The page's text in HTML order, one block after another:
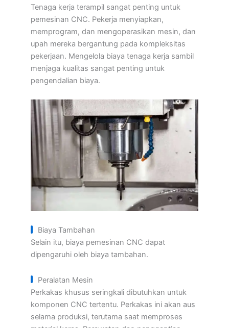
Tenaga kerja terampil sangat penting untuk
pemesinan CNC. Pekerja menyiapkan,
memprogram, dan mengoperasikan mesin, dan
upah mereka bergantung pada kompleksitas
pekerjaan. Mengelola biaya tenaga kerja sambil
menjaga kualitas sangat penting untuk
pengendalian biaya.
Biaya Tambahan
Selain itu, biaya pemesinan CNC dapat
dipengaruhi oleh biaya tambahan.
Peralatan Mesin
Perkakas khusus seringkali dibutuhkan untuk
komponen CNC tertentu. Perkakas ini akan aus
selama produksi, terutama saat memproses